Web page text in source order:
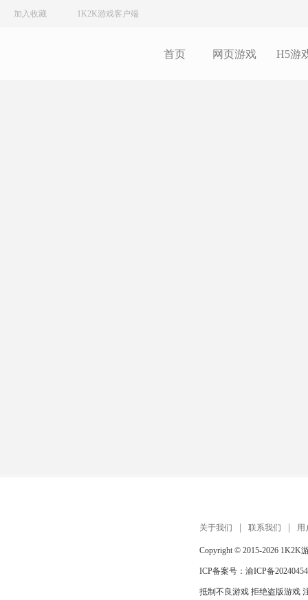
加入收藏 1K2K游戏客户端
首页 网页游戏 H5游
关于我们 联系我们 用
Copyright © 2015-2026 1K2K
ICP备案号： 渝ICP备
抵制不良游戏 拒绝盗版游戏